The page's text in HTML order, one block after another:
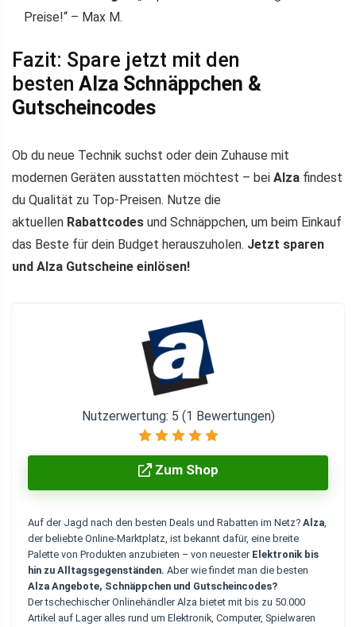
Preise!“ – Max M.
Fazit: Spare jetzt mit den
besten Alza Schnäppchen &
Gutscheincodes
Ob du neue Technik suchst oder dein Zuhause mit
modernen Geräten ausstatten möchtest – bei Alza findest
du Qualität zu Top-Preisen. Nutze die
aktuellen Rabattcodes und Schnäppchen, um beim Einkauf
das Beste für dein Budget herauszuholen. Jetzt sparen
und Alza Gutscheine einlösen!
Nutzerwertung: 5 (1 Bewertungen)
Zum Shop
Auf der Jagd nach den besten Deals und Rabatten im Netz? Alza,
der beliebte Online-Marktplatz, ist bekannt dafür, eine breite
Palette von Produkten anzubieten – von neuester Elektronik bis
hin zu Alltagsgegenständen. Aber wie findet man die besten
Alza Angebote, Schnäppchen und Gutscheincodes?
Der tschechischer Onlinehändler Alza bietet mit bis zu 50.000
Artikel auf Lager alles rund um Elektronik, Computer, Spielwaren